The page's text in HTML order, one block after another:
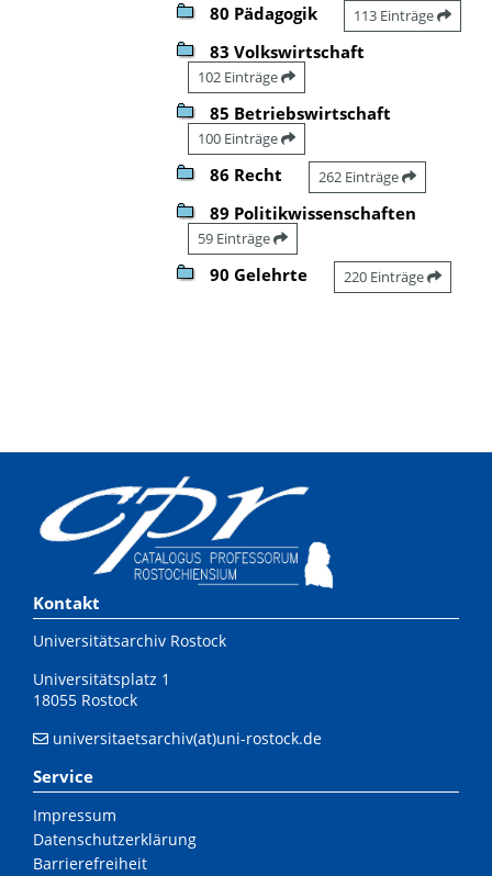
80 Pädagogik 113 Einträge
83 Volkswirtschaft
102 Einträge
85 Betriebswirtschaft
100 Einträge
86 Recht 262 Einträge
89 Politikwissenschaften
59 Einträge
90 Gelehrte 220 Einträge
Kontakt
Universitätsarchiv Rostock
Universitätsplatz 1
18055 Rostock
universitaetsarchiv(at)uni-rostock.de
Service
Impressum
Datenschutzerklärung
Barrierefreiheit